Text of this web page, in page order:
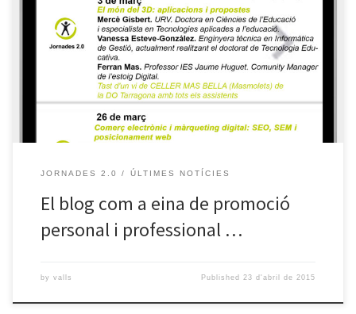
Aquest proper dijous 30 d’abril a les 19.30 h tenim la nova xerrada
del cicle de Jornades 2.0. En aquesta ocasió parlarem de blogs de
la mà de Txaber Allue i la Raquel Cantos. Els nostres convidats ens
explicaran com van iniciar la seva experiència al món dels blogs i
JORNADES 2.0 ÚLTIMES NOTÍCIES
El blog com a eina de promoció
personal i professional …
by valls Published23 d'abril de 2015